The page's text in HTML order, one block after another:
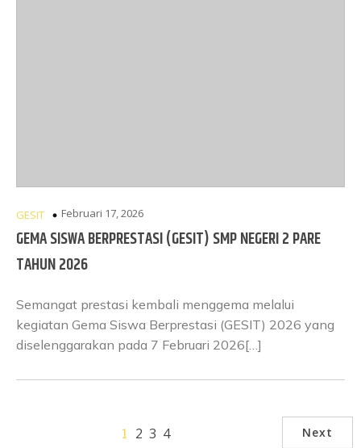
GESIT Februari 17, 2026
GEMA SISWA BERPRESTASI (GESIT) SMP NEGERI 2 PARE
TAHUN 2026
Semangat prestasi kembali menggema melalui
kegiatan Gema Siswa Berprestasi (GESIT) 2026 yang
diselenggarakan pada 7 Februari 2026[…]
1 2 3 4 Next